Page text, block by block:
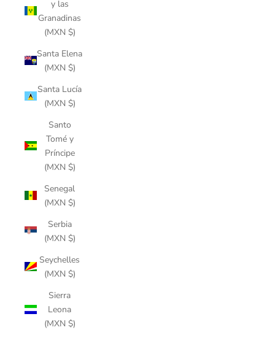
y las
Granadinas
(MXN $)
Santa Elena
(MXN $)
Santa Lucía
(MXN $)
Santo
Tomé y
Príncipe
(MXN $)
Senegal
(MXN $)
Serbia
(MXN $)
Seychelles
(MXN $)
Sierra
Leona
(MXN $)